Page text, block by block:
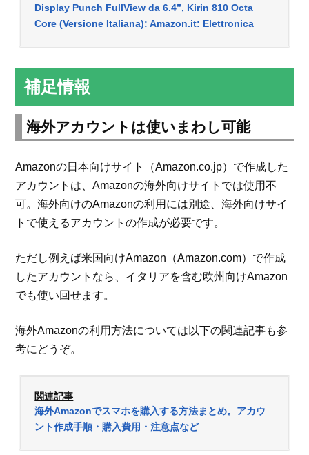
Display Punch FullView da 6.4”, Kirin 810 Octa
Core (Versione Italiana): Amazon.it: Elettronica
補足情報
海外アカウントは使いまわし可能
Amazonの日本向けサイト（Amazon.co.jp）で作成した
アカウントは、Amazonの海外向けサイトでは使用不
可。海外向けのAmazonの利用には別途、海外向けサイ
トで使えるアカウントの作成が必要です。
ただし例えば米国向けAmazon（Amazon.com）で作成
したアカウントなら、イタリアを含む欧州向けAmazon
でも使い回せます。
海外Amazonの利用方法については以下の関連記事も参
考にどうぞ。
関連記事
海外Amazonでスマホを購入する方法まとめ。アカウ
ント作成手順・購入費用・注意点など